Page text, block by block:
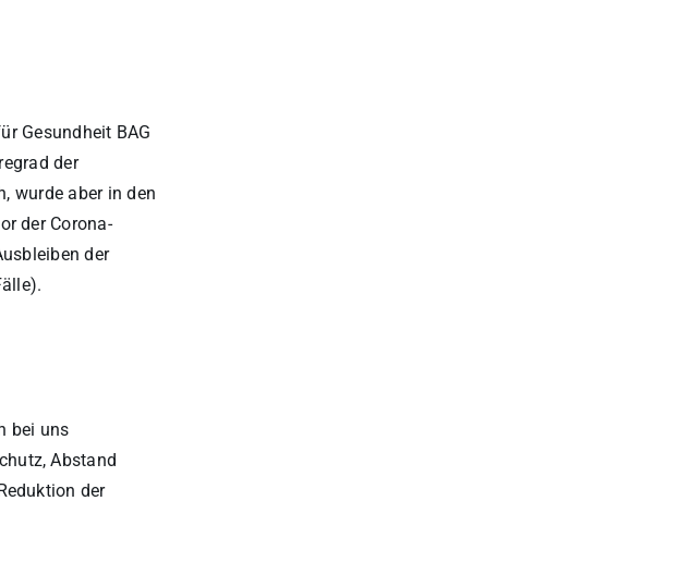
Gesundheit BAG
der
wurde aber in den
der Corona-
der
bei uns
Abstand
der